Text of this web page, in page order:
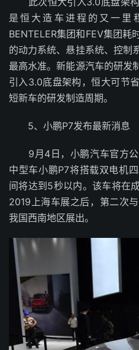
是恒大造车进程的又一里
BENTELER集团和FEV集团耗
的动力系统、悬挂系统、控制
最高水准。新能源汽车的研发
引入3.0底盘架构，恒大可节
短新车的研发制造周期。
5、小鹏P7发布最新消息
9月4日，小鹏汽车官方公
中型车小鹏P7将搭载双电机
间将达到5秒以内。该车将在
2019上海车展之后，第二次
我国西南地区展出。